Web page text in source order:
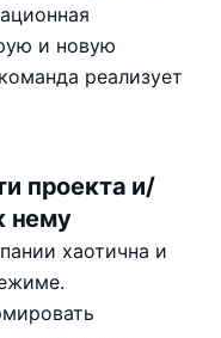
и новую
реализует
проекта и/
нему
хаотична и